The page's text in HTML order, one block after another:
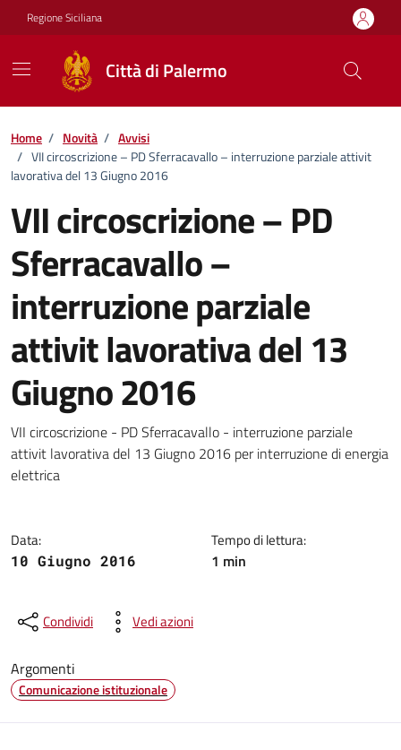
Vai ai contenuti
Vai al footer
Regione Siciliana
Città di Palermo
Home / Novità / Avvisi
/ VII circoscrizione – PD Sferracavallo – interruzione parziale attivit
lavorativa del 13 Giugno 2016
VII circoscrizione – PD
Sferracavallo –
interruzione parziale
attivit lavorativa del 13
Giugno 2016
Dettagli della notizia
VII circoscrizione - PD Sferracavallo - interruzione parziale
attivit lavorativa del 13 Giugno 2016 per interruzione di energia
elettrica
Data:
10 Giugno 2016
Tempo di lettura:
1 min
Condividi Vedi azioni
Argomenti
Comunicazione istituzionale